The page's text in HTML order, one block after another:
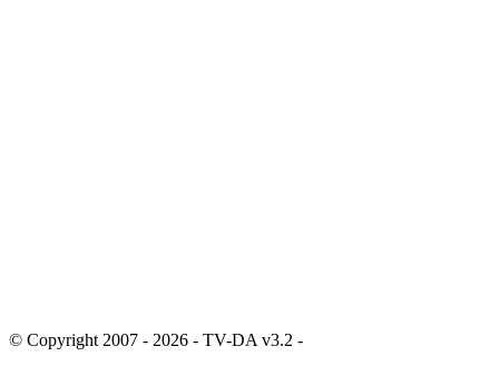
© Copyright 2007 - 2026 - TV-DA v3.2 -